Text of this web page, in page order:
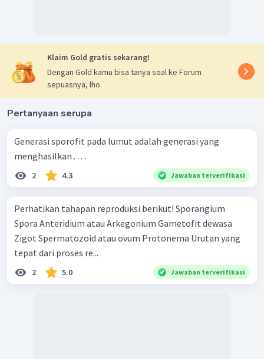
Klaim Gold gratis sekarang!
Dengan Gold kamu bisa tanya soal ke Forum
sepuasnya, lho.
Pertanyaan serupa
Generasi sporofit pada lumut adalah generasi yang
menghasilkan . . . .
2 4.3 Jawaban terverifikasi
Perhatikan tahapan reproduksi berikut! Sporangium
Spora Anteridium atau Arkegonium Gametofit dewasa
Zigot Spermatozoid atau ovum Protonema Urutan yang
tepat dari proses re...
2 5.0 Jawaban terverifikasi